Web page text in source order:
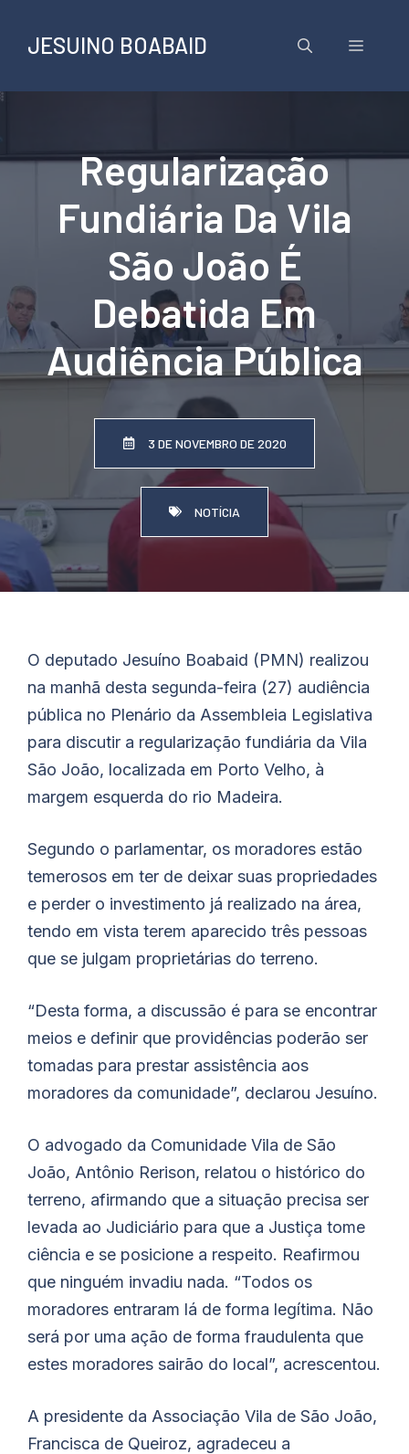
conteúdo
JESUINO BOABAID Menu
Regularização
Fundiária Da Vila
São João É
Debatida Em
Audiência Pública
3 DE NOVEMBRO DE 2020
NOTÍCIA
O deputado Jesuíno Boabaid (PMN) realizou
na manhã desta segunda-feira (27) audiência
pública no Plenário da Assembleia Legislativa
para discutir a regularização fundiária da Vila
São João, localizada em Porto Velho, à
margem esquerda do rio Madeira.
Segundo o parlamentar, os moradores estão
temerosos em ter de deixar suas propriedades
e perder o investimento já realizado na área,
tendo em vista terem aparecido três pessoas
que se julgam proprietárias do terreno.
“Desta forma, a discussão é para se encontrar
meios e definir que providências poderão ser
tomadas para prestar assistência aos
moradores da comunidade”, declarou Jesuíno.
O advogado da Comunidade Vila de São
João, Antônio Rerison, relatou o histórico do
terreno, afirmando que a situação precisa ser
levada ao Judiciário para que a Justiça tome
ciência e se posicione a respeito. Reafirmou
que ninguém invadiu nada. “Todos os
moradores entraram lá de forma legítima. Não
será por uma ação de forma fraudulenta que
estes moradores sairão do local”, acrescentou.
A presidente da Associação Vila de São João,
Francisca de Queiroz, agradeceu a